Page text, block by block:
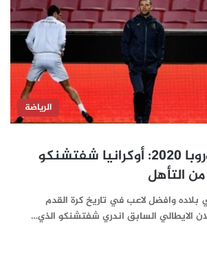
الرياضة
تصفيات كأس اوروبا 2020: أوكرانيا شفتشنكو
التأهل
وافضل لاعب في تاريخ كرة القدم
الايطالي السابق اندري شفتشنكو الذي…